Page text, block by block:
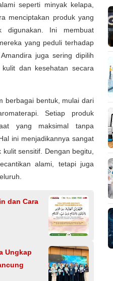
seperti minyak kelapa,
menciptakan produk yang
digunakan. Ini membuat
yang peduli terhadap
juga sering dipilih
dan kesehatan secara
berbagai bentuk, mulai dari
Setiap produk
yang maksimal tanpa
ini menjadikannya sangat
sensitif. Dengan begitu,
alami, tetapi juga
dan Cara
Ungkap